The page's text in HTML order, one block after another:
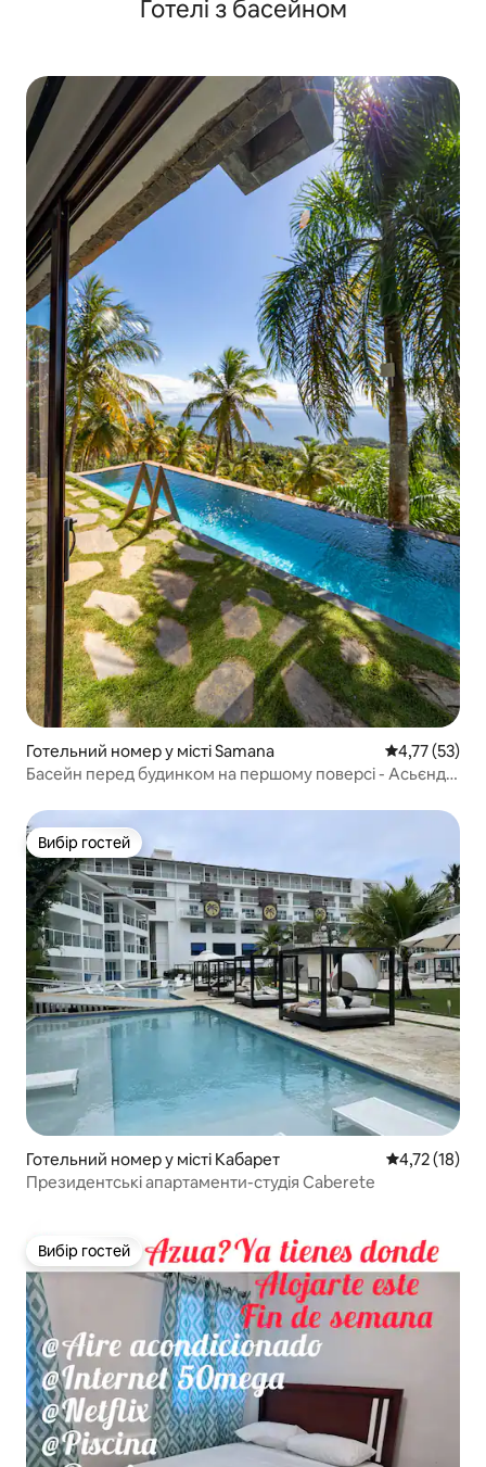
Готелі з басейном
Готельний номер у місті Samana Середня
4,77 (53)
Басейн перед будинком на першому поверсі - Асьєнда
Вибір гостей
Вибір гостей
Готельний номер у місті Кабарет Середня
4,72 (18)
Президентські апартаменти-студія Caberete
Вибір гостей
Вибір гостей